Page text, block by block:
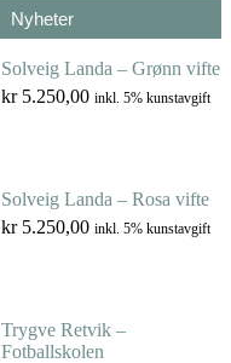
Nyheter
Solveig Landa – Grønn vifte
kr5.250,00 inkl. 5% kunstavgift
Solveig Landa – Rosa vifte
kr5.250,00 inkl. 5% kunstavgift
Trygve Retvik –
Fotballskolen